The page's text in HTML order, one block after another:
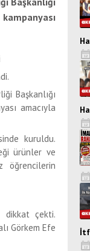
Başkanlığı
amacıyla
kuruldu.
ürünler ve
öğrencilerin
dikkat çekti.
Görkem Efe